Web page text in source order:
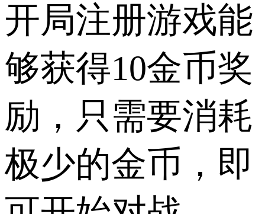
开局注册游戏能
够获得10金币奖
励，只需要消耗
极少的金币，即